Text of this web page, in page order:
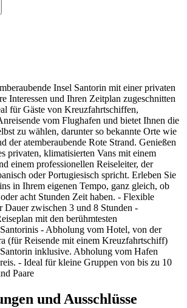
Insel Santorin mit einer privaten
Interessen und Ihren Zeitplan zugeschnitten
für Gäste von Kreuzfahrtschiffen,
vom Flughafen und bietet Ihnen die
zu wählen, darunter so bekannte Orte wie
der atemberaubende Rote Strand. Genießen
privaten, klimatisierten Vans mit einem
einem professionellen Reiseleiter, der
oder Portugiesisch spricht. Erleben Sie
in Ihrem eigenen Tempo, ganz gleich, ob
acht Stunden Zeit haben. - Flexible
Dauer zwischen 3 und 8 Stunden -
mit den berühmtesten
- Abholung vom Hotel, von der
(für Reisende mit einem Kreuzfahrtschiff)
inklusive. Abholung vom Hafen
- Ideal für kleine Gruppen von bis zu 10
Paare
und Ausschlüsse